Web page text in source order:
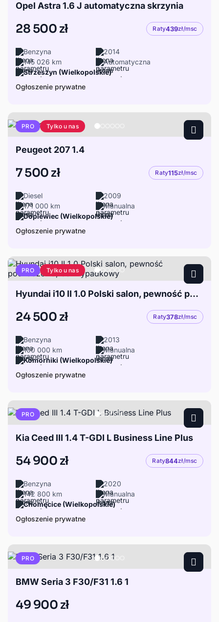
Opel Astra 1.6 J automatyczna skrzynia
28 500 zł Raty439zł/msc
Benzyna
2014
145 026 km
Automatyczna
Strzeszyn (Wielkopolskie)
Ogłoszenie prywatne
PRO Tylko u nas
Peugeot 207 1.4
7 500 zł Raty115zł/msc
Diesel
2009
171 000 km
Manualna
Dopiewiec (Wielkopolskie)
Ogłoszenie prywatne
PRO Tylko u nas
Hyundai i10 II 1.0 Polski salon, pewność pochodzenia, bezwypadkowy
24 500 zł Raty378zł/msc
Benzyna
2013
100 000 km
Manualna
Komorniki (Wielkopolskie)
Ogłoszenie prywatne
PRO
Kia Ceed III 1.4 T-GDI L Business Line Plus
54 900 zł Raty844zł/msc
Benzyna
2020
142 800 km
Manualna
Chomęcice (Wielkopolskie)
Ogłoszenie prywatne
PRO
BMW Seria 3 F30/F31 1.6 1
49 900 zł